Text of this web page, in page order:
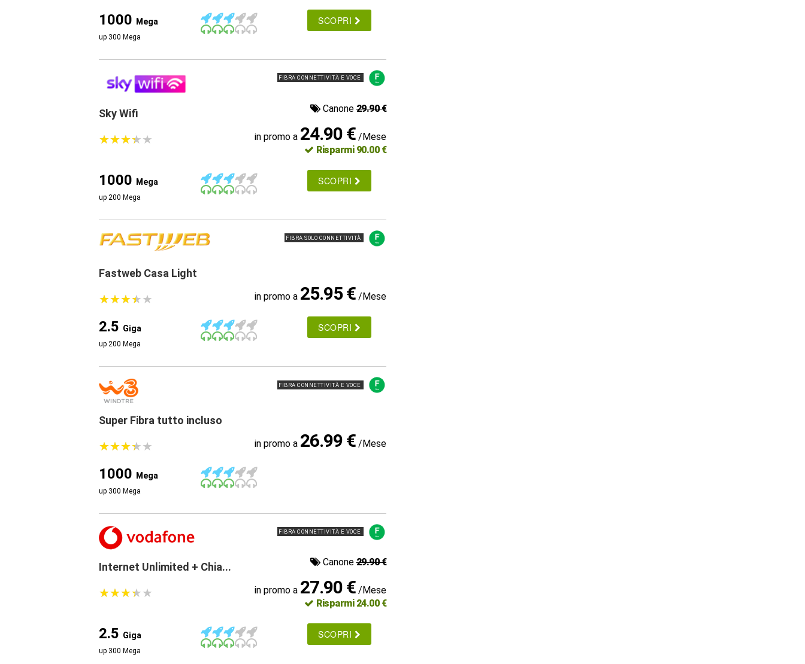
1000 Mega
up 300 Mega
SCOPRI
FIBRA CONNETTIVITÀ E VOCE
Sky Wifi Canone29.90 €
★★★★★
★★★★★ in promo a 24.90 € /Mese
Risparmi 90.00 €
1000 Mega
up 200 Mega
SCOPRI
FIBRA SOLO CONNETTIVITÀ
Fastweb Casa Light
★★★★★
★★★★★ in promo a 25.95 € /Mese
2.5 Giga
up 200 Mega
SCOPRI
FIBRA CONNETTIVITÀ E VOCE
Super Fibra tutto incluso
★★★★★
★★★★★ in promo a 26.99 € /Mese
1000 Mega
up 300 Mega
FIBRA CONNETTIVITÀ E VOCE
Internet Unlimited + Chia... Canone29.90 €
★★★★★
★★★★★ in promo a 27.90 € /Mese
Risparmi 24.00 €
2.5 Giga
up 300 Mega
SCOPRI